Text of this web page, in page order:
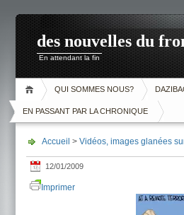
des nouvelles du
En attendant la fin
QUI SOMMES NOUS?
EN PASSANT PAR LA CHRONIQUE
Accueil > Vidéos, images glanées
12/01/2009
Imprimer